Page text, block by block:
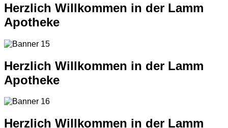
Herzlich Willkommen in der Lamm
Apotheke
Herzlich Willkommen in der Lamm
Apotheke
Herzlich Willkommen in der Lamm